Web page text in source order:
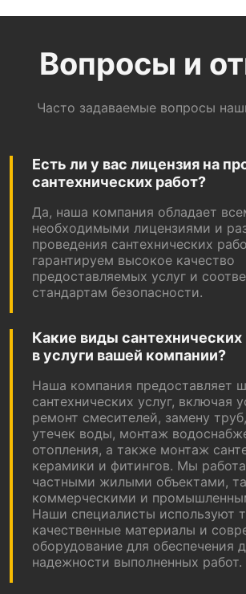
Вопросы и
Часто задаваемые вопросы
Есть ли у вас лицензия на
сантехнических работ?
Да, наша компания обладает
необходимыми лицензиями и
проведения сантехнических
гарантируем высокое качество
предоставляемых услуг и
стандартам безопасности.
Какие виды сантехнических
в услуги вашей компании?
Наша компания предоставляет
сантехнических услуг, включая
ремонт смесителей, замену
утечек воды, монтаж
отопления, а также монтаж
керамики и фитингов. Мы
частными жилыми объектами,
коммерческими и
Наши специалисты используют
качественные материалы и
оборудование для обеспечения
надежности выполненных работ.